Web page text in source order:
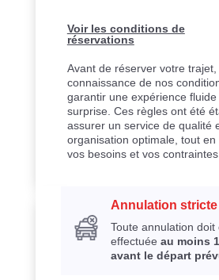
Voir les conditions de
réservations
Avant de réserver votre
connaissance de nos
garantir une expérience
surprise. Ces règles ont été
assurer un service de qualité
organisation optimale, tout en
vos besoins et vos contraintes.
Annulation stricte
Toute annulation doit
effectuée au moins
avant le départ